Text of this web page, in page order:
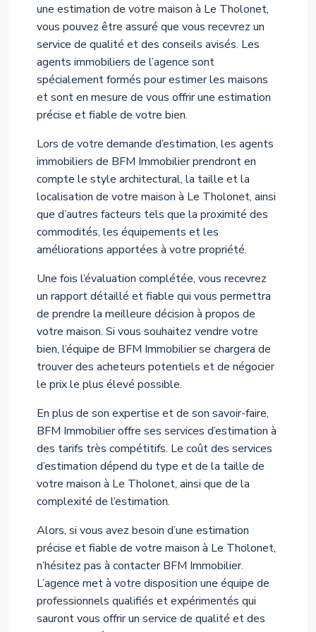
une estimation de votre maison à Le Tholonet,
vous pouvez être assuré que vous recevrez un
service de qualité et des conseils avisés. Les
agents immobiliers de l’agence sont
spécialement formés pour estimer les maisons
et sont en mesure de vous offrir une estimation
précise et fiable de votre bien.
Lors de votre demande d’estimation, les agents
immobiliers de BFM Immobilier prendront en
compte le style architectural, la taille et la
localisation de votre maison à Le Tholonet, ainsi
que d’autres facteurs tels que la proximité des
commodités, les équipements et les
améliorations apportées à votre propriété.
Une fois l’évaluation complétée, vous recevrez
un rapport détaillé et fiable qui vous permettra
de prendre la meilleure décision à propos de
votre maison. Si vous souhaitez vendre votre
bien, l’équipe de BFM Immobilier se chargera de
trouver des acheteurs potentiels et de négocier
le prix le plus élevé possible.
En plus de son expertise et de son savoir-faire,
BFM Immobilier offre ses services d’estimation à
des tarifs très compétitifs. Le coût des services
d’estimation dépend du type et de la taille de
votre maison à Le Tholonet, ainsi que de la
complexité de l’estimation.
Alors, si vous avez besoin d’une estimation
précise et fiable de votre maison à Le Tholonet,
n’hésitez pas à contacter BFM Immobilier.
L’agence met à votre disposition une équipe de
professionnels qualifiés et expérimentés qui
sauront vous offrir un service de qualité et des